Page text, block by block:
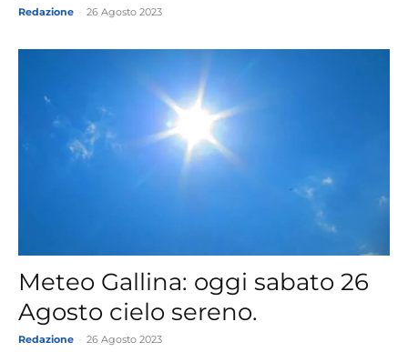
Redazione 26 Agosto 2023
Meteo Gallina: oggi sabato 26
Agosto cielo sereno.
Redazione 26 Agosto 2023